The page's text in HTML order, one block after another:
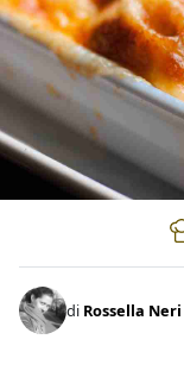
di Rossella Neri